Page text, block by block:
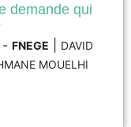
est reconnue pour
durable et la co-
en France et sur les
et de déterminer
demande qui
- FNEGE
DAVID
MOUELHI